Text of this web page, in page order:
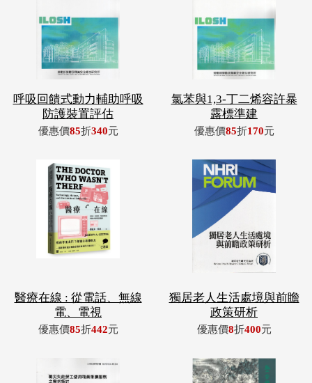
呼吸回饋式動力輔助呼吸
防護裝置評估
優惠價85折340元
氯苯與1,3-丁二烯容許暴
露標準建
優惠價85折170元
醫療在線 : 從電話、無線
電、電視
優惠價85折442元
獨居老人生活處境與前瞻
政策研析
優惠價8折400元